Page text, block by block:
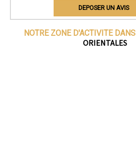
DEPOSER UN AVIS
NOTRE ZONE D'ACTIVITE DANS
ORIENTALES